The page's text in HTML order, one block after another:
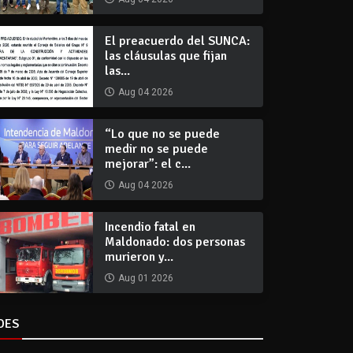
El preacuerdo del SUNCA:
las cláusulas que fijan
las...
Aug 04 2026
“Lo que no se puede
medir no se puede
mejorar”: el c...
Aug 04 2026
Incendio fatal en
Maldonado: dos personas
murieron y...
Aug 01 2026